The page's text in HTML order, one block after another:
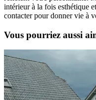
intérieur à la fois esthétique
contacter pour donner vie à
Vous pourriez aussi